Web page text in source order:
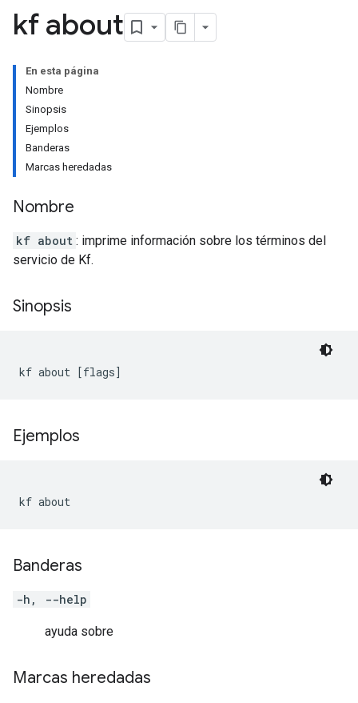
kf about
En esta página
Nombre
Sinopsis
Ejemplos
Banderas
Marcas heredadas
Nombre
kf about : imprime información sobre los términos del
servicio de Kf.
Sinopsis
kf about [flags]
Ejemplos
kf about
Banderas
-h, --help
ayuda sobre
Marcas heredadas